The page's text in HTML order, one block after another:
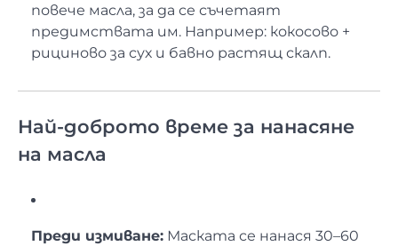
повече масла, за да се съчетаят
предимствата им. Например: кокосово +
рициново за сух и бавно растящ скалп.
Най-доброто време за нанасяне
на масла
Преди измиване: Маската се нанася 30–60